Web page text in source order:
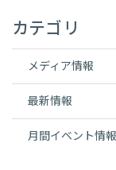
カテゴリ
メディア情報
最新情報
月間イベント情報